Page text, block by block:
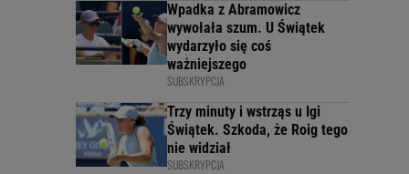
Wpadka z Abramowicz
wywołała szum. U Świątek
wydarzyło się coś
ważniejszego
SUBSKRYPCJA
Trzy minuty i wstrząs u Igi
Świątek. Szkoda, że Roig tego
nie widział
SUBSKRYPCJA